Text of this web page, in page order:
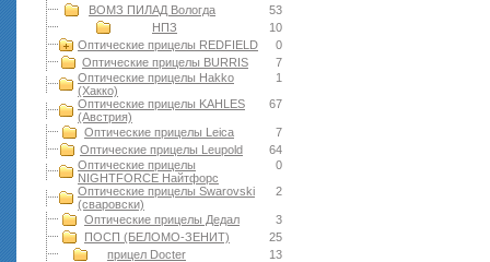
53
ВОМЗ ПИЛАД Вологда
10
НПЗ
0
Оптические прицелы REDFIELD
7
Оптические прицелы BURRIS
1
Оптические прицелы Hakko
(Хакко)
67
Оптические прицелы KAHLES
(Австрия)
7
Оптические прицелы Leica
64
Оптические прицелы Leupold
0
Оптические прицелы
NIGHTFORCE Найтфорс
2
Оптические прицелы Swarovski
(сваровски)
3
Оптические прицелы Дедал
25
ПОСП (БЕЛОМО-ЗЕНИТ)
13
прицел Docter